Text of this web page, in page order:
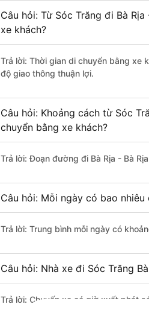
Câu hỏi: Từ Sóc Trăng đi Bà
xe khách?
Trả lời: Thời gian di chuyển bằng xe
độ giao thông thuận lợi.
Câu hỏi: Khoảng cách từ Sóc
chuyển bằng xe khách?
Trả lời: Đoạn đường đi Bà Rịa - Bà
Câu hỏi: Mỗi ngày có bao nhiêu
Trả lời: Trung bình mỗi ngày có
Câu hỏi: Nhà xe đi Sóc Trăng
Trả lời: Chuyến xe có giờ xuất phát